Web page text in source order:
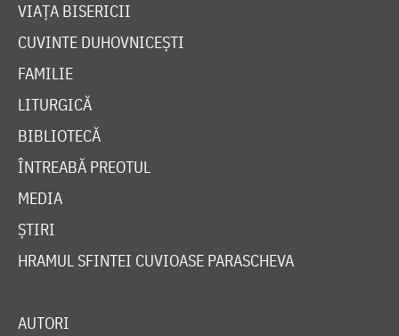
VIAȚA BISERICII
CUVINTE DUHOVNICEȘTI
FAMILIE
LITURGICĂ
BIBLIOTECĂ
ÎNTREABĂ PREOTUL
MEDIA
ȘTIRI
HRAMUL SFINTEI CUVIOASE PARASCHEVA
AUTORI